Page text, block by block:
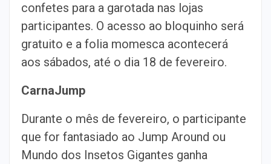
confetes para a garotada nas lojas
participantes. O acesso ao bloquinho será
gratuito e a folia momesca acontecerá
aos sábados, até o dia 18 de fevereiro.
CarnaJump
Durante o mês de fevereiro, o participante
que for fantasiado ao Jump Around ou
Mundo dos Insetos Gigantes ganha